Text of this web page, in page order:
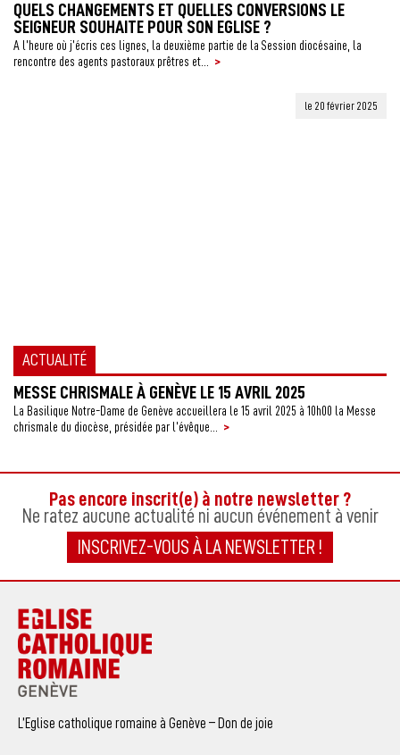
QUELS CHANGEMENTS ET QUELLES CONVERSIONS LE
SEIGNEUR SOUHAITE POUR SON EGLISE ?
A l’heure où j’écris ces lignes, la deuxième partie de la Session diocésaine, la
rencontre des agents pastoraux prêtres et...
>
ACTUALITÉ
le 20 février 2025
MESSE CHRISMALE À GENÈVE LE 15 AVRIL 2025
La Basilique Notre-Dame de Genève accueillera le 15 avril 2025 à 10h00 la Messe
chrismale du diocèse, présidée par l’évêque...
>
Pas encore inscrit(e) à notre newsletter ?
Ne ratez aucune actualité ni aucun événement à venir
INSCRIVEZ-VOUS À LA NEWSLETTER !
L’Eglise catholique romaine à Genève – Don de joie